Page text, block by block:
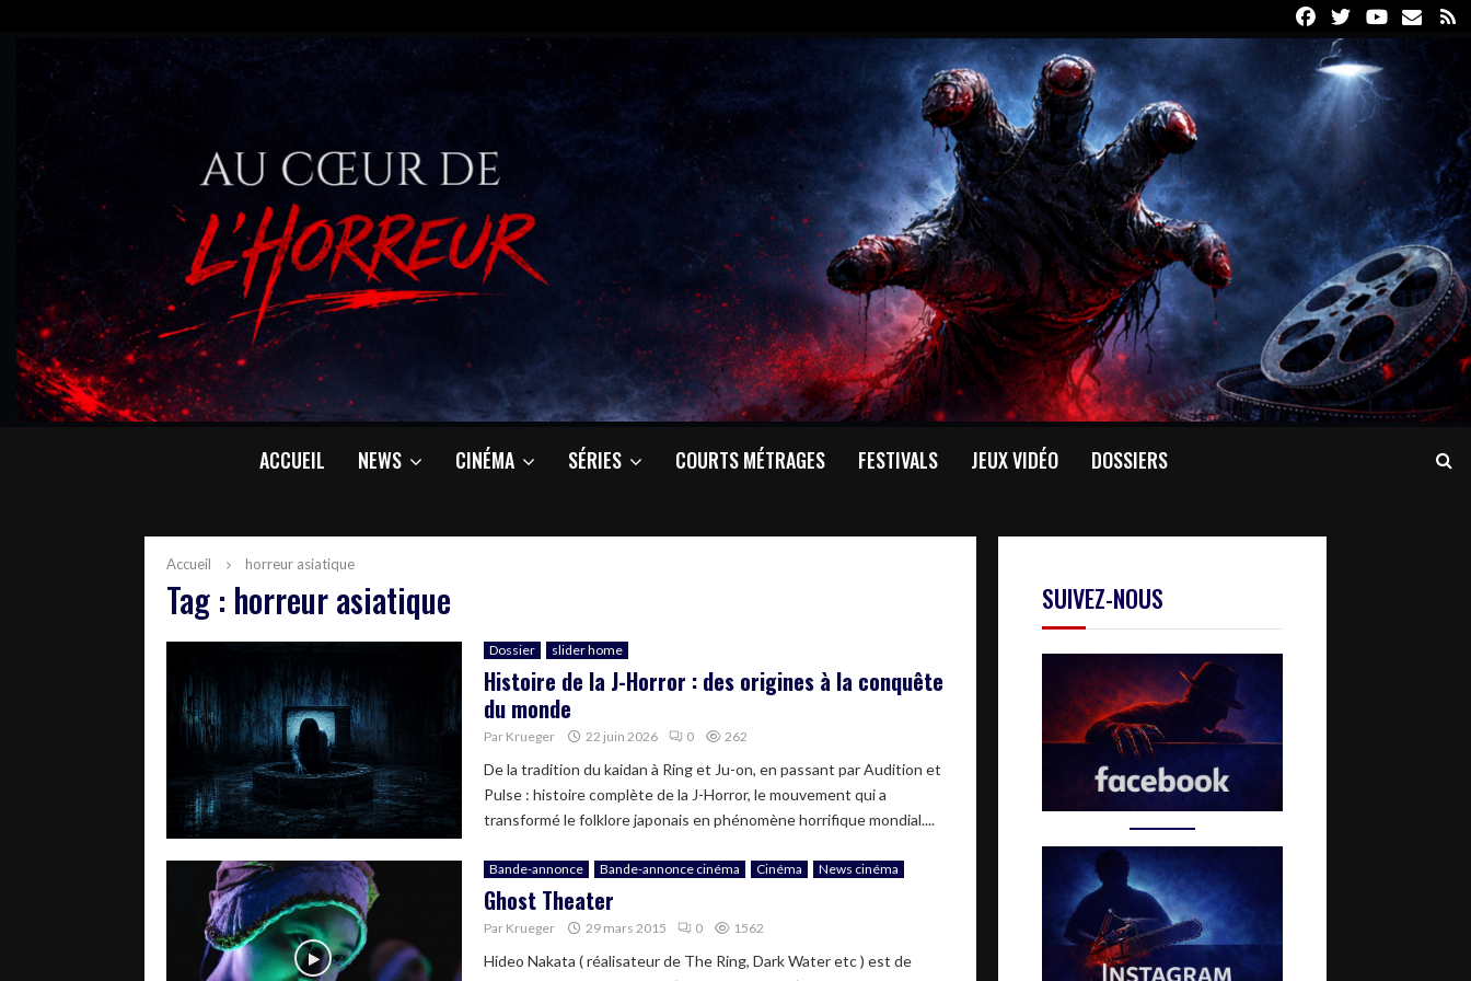
FacebookTwitterYoutube
Email
ACCUEIL NEWS CINÉMA SÉRIES COURTS MÉTRAGES FESTIVALS JEUX VIDÉO DOSSIERS
Accueil horreur asiatique
Tag : horreur asiatique
Dossier slider home
Histoire de la J-Horror : des origines à la conquête
du monde
Par Krueger 22 juin 2026 0 262
De la tradition du kaidan à Ring et Ju-on, en passant par Audition et
Pulse : histoire complète de la J-Horror, le mouvement qui a
transformé le folklore japonais en phénomène horrifique mondial....
Bande-annonce Bande-annonce cinéma Cinéma News cinéma
Ghost Theater
Par Krueger 29 mars 2015 0 1562
Hideo Nakata ( réalisateur de The Ring, Dark Water etc ) est de
SUIVEZ-NOUS